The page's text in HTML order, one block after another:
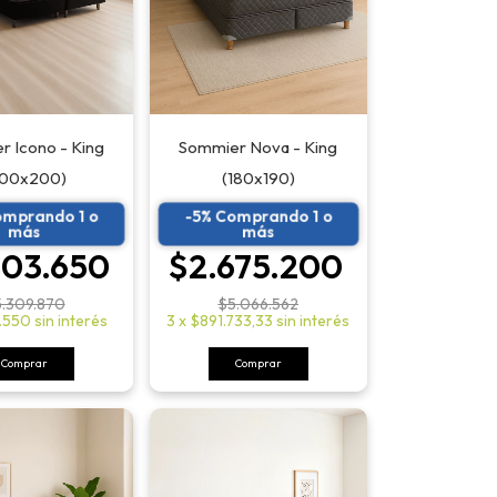
Icono - King
1 o
más
sin interés
Comprar
Sommier Nova - King
(180x190)
-5% Comprando 1 o
más
$2.675.200
$5.066.562
3 x $891.733,33 sin interés
Comprar